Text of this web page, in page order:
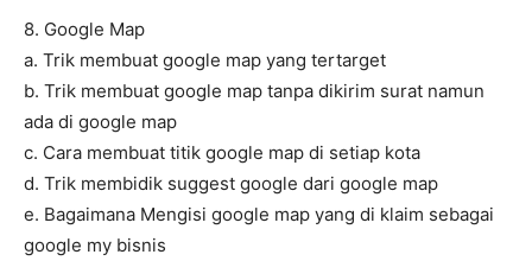
8. Google Map
a. Trik membuat google map yang tertarget
b. Trik membuat google map tanpa dikirim surat namun
ada di google map
c. Cara membuat titik google map di setiap kota
d. Trik membidik suggest google dari google map
e. Bagaimana Mengisi google map yang di klaim sebagai
google my bisnis